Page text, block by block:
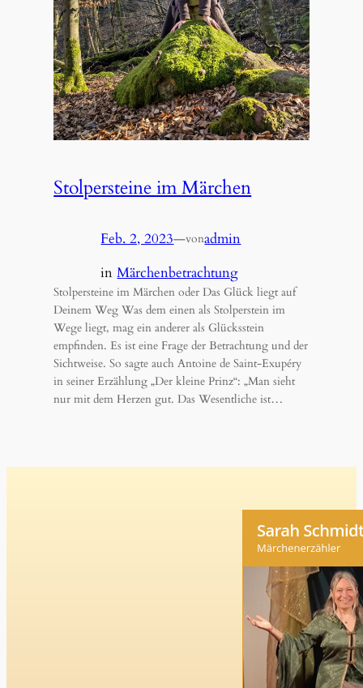
Stolpersteine im Märchen
Feb. 2, 2023—vonadmin
inMärchenbetrachtung
Stolpersteine im Märchen oder Das Glück liegt auf
Deinem Weg Was dem einen als Stolperstein im
Wege liegt, mag ein anderer als Glücksstein
empfinden. Es ist eine Frage der Betrachtung und der
Sichtweise. So sagte auch Antoine de Saint-Exupéry
in seiner Erzählung „Der kleine Prinz“: „Man sieht
nur mit dem Herzen gut. Das Wesentliche ist…